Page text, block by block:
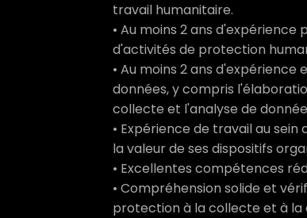
travail humanitaire.
• Au moins 2 ans
d'activités de protection
• Au moins 2 ans
données, y compris
collecte et l'analyse de
• Expérience de travail au
la valeur de ses dispositifs
• Excellentes compétences
• Compréhension solide et
protection à la collecte et à la